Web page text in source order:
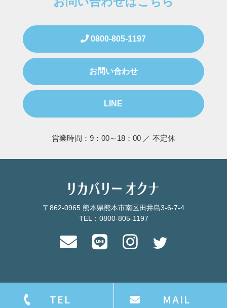
0800-805-1197
お問い合わせ
LINE
営業時間：9：00～18：00 ／ 不定休
TEL MAIL
〒862-0965 熊本県熊本市南区田井島3-6-7-4
TEL：0800-805-1197